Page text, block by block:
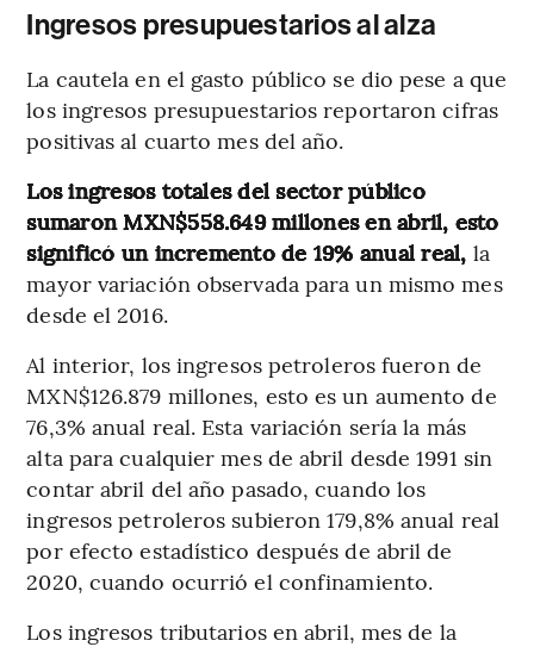
Ingresos presupuestarios al alza
La cautela en el gasto público se dio pese a que
los ingresos presupuestarios reportaron cifras
positivas al cuarto mes del año.
Los ingresos totales del sector público
sumaron MXN$558.649 millones en abril, esto
significó un incremento de 19% anual real, la
mayor variación observada para un mismo mes
desde el 2016.
Al interior, los ingresos petroleros fueron de
MXN$126.879 millones, esto es un aumento de
76,3% anual real. Esta variación sería la más
alta para cualquier mes de abril desde 1991 sin
contar abril del año pasado, cuando los
ingresos petroleros subieron 179,8% anual real
por efecto estadístico después de abril de
2020, cuando ocurrió el confinamiento.
Los ingresos tributarios en abril, mes de la